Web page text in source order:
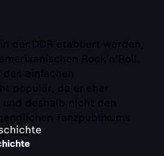
der DDR etabliert werden,
Rock'n'Roll.
einfachen
populär, da er eher
deshalb nicht den
Tanzpublikums